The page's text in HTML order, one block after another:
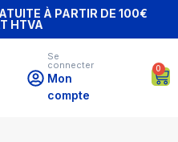
À PARTIR DE 100€
HTVA
Se
connecter
Mon
compte
0